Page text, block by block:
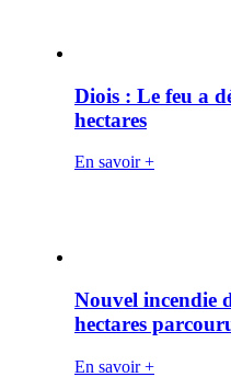
Diois : Le feu a
hectares
En savoir +
Nouvel incendie
hectares
En savoir +